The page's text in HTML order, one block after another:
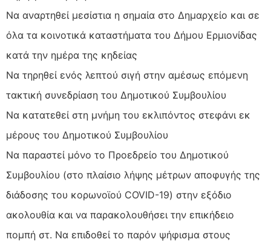
Να αναρτηθεί μεσίστια η σημαία στο Δημαρχείο και σε
όλα τα κοινοτικά καταστήματα του Δήμου Ερμιονίδας
κατά την ημέρα της κηδείας
Να τηρηθεί ενός λεπτού σιγή στην αμέσως επόμενη
τακτική συνεδρίαση του Δημοτικού Συμβουλίου
Να κατατεθεί στη μνήμη του εκλιπόντος στεφάνι εκ
μέρους του Δημοτικού Συμβουλίου
Να παραστεί μόνο το Προεδρείο του Δημοτικού
Συμβουλίου (στο πλαίσιο λήψης μέτρων αποφυγής της
διάδοσης του κορωνοϊού COVID-19) στην εξόδιο
ακολουθία και να παρακολουθήσει την επικήδειο
πομπή στ. Να επιδοθεί το παρόν ψήφισμα στους